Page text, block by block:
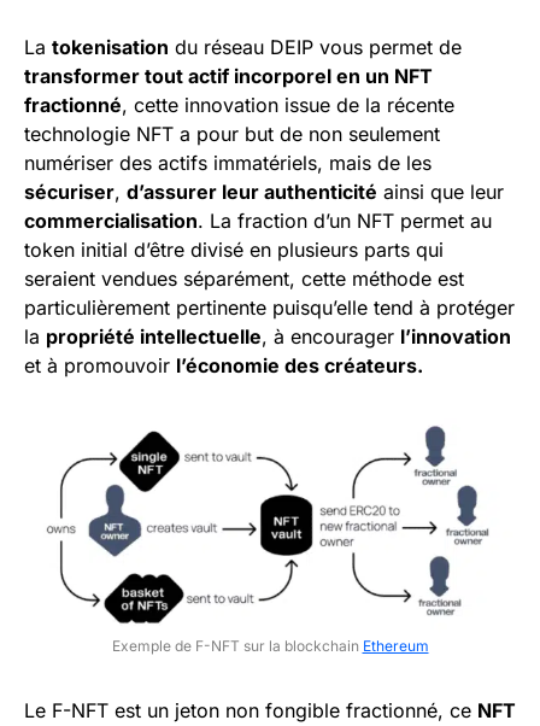
La tokenisation du réseau DEIP vous permet de
transformer tout actif incorporel en un NFT
fractionné, cette innovation issue de la récente
technologie NFT a pour but de non seulement
numériser des actifs immatériels, mais de les
sécuriser, d’assurer leur authenticité ainsi que leur
commercialisation. La fraction d’un NFT permet au
token initial d’être divisé en plusieurs parts qui
seraient vendues séparément, cette méthode est
particulièrement pertinente puisqu’elle tend à protéger
la propriété intellectuelle, à encourager l’innovation
et à promouvoir l’économie des créateurs.
Exemple de F-NFT sur la blockchain Ethereum
Le F-NFT est un jeton non fongible fractionné, ce NFT